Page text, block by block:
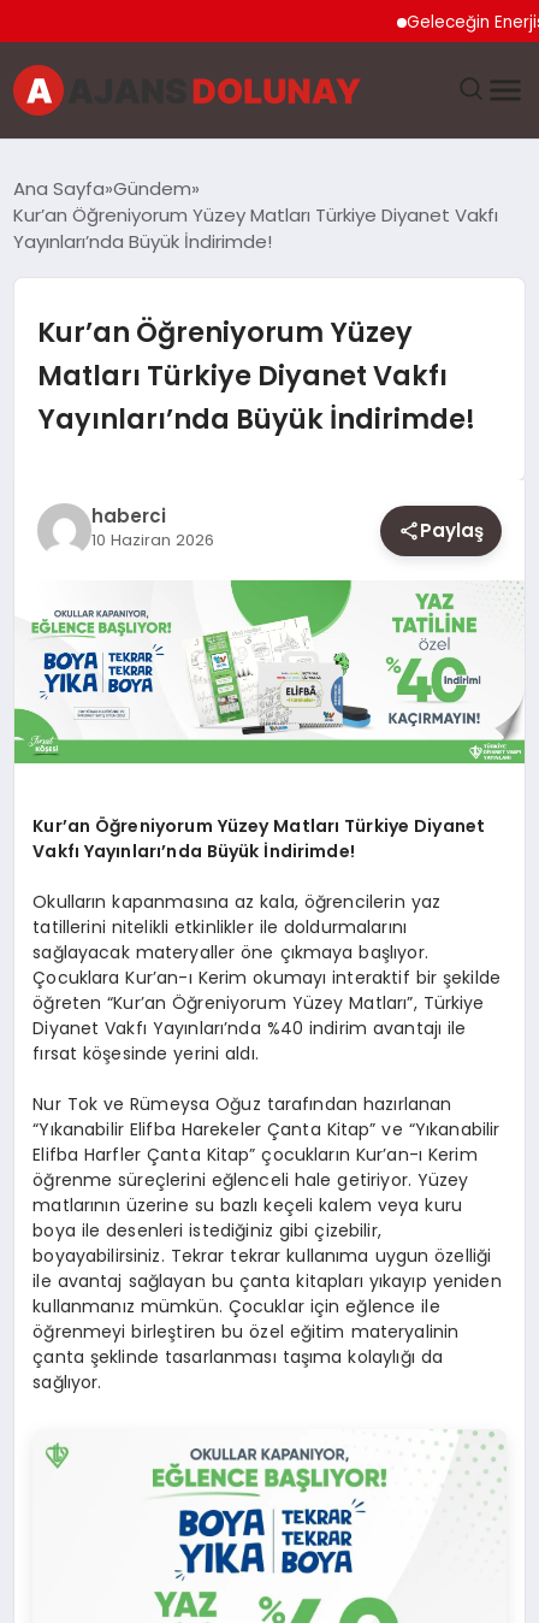
Geleceğin Enerjisi
EĞITIM
GÜNCEL
SAĞLIK
SIYASET
SPOR
YAŞAM
Ana Sayfa Gündem
Kur’an Öğreniyorum Yüzey Matları Türkiye Diyanet Vakfı
Yayınları’nda Büyük İndirimde!
Kur’an Öğreniyorum Yüzey
Matları Türkiye Diyanet Vakfı
Yayınları’nda Büyük İndirimde!
haberci
10 Haziran 2026 Paylaş
Kur’an Öğreniyorum Yüzey Matları Türkiye Diyanet
Vakfı Yayınları’nda Büyük İndirimde!
Okulların kapanmasına az kala, öğrencilerin yaz
tatillerini nitelikli etkinlikler ile doldurmalarını
sağlayacak materyaller öne çıkmaya başlıyor.
Çocuklara Kur’an-ı Kerim okumayı interaktif bir şekilde
öğreten “Kur’an Öğreniyorum Yüzey Matları”, Türkiye
Diyanet Vakfı Yayınları’nda %40 indirim avantajı ile
fırsat köşesinde yerini aldı.
Nur Tok ve Rümeysa Oğuz tarafından hazırlanan
“Yıkanabilir Elifba Harekeler Çanta Kitap” ve “Yıkanabilir
Elifba Harfler Çanta Kitap” çocukların Kur’an-ı Kerim
öğrenme süreçlerini eğlenceli hale getiriyor. Yüzey
matlarının üzerine su bazlı keçeli kalem veya kuru
boya ile desenleri istediğiniz gibi çizebilir,
boyayabilirsiniz. Tekrar tekrar kullanıma uygun özelliği
ile avantaj sağlayan bu çanta kitapları yıkayıp yeniden
kullanmanız mümkün. Çocuklar için eğlence ile
öğrenmeyi birleştiren bu özel eğitim materyalinin
çanta şeklinde tasarlanması taşıma kolaylığı da
sağlıyor.